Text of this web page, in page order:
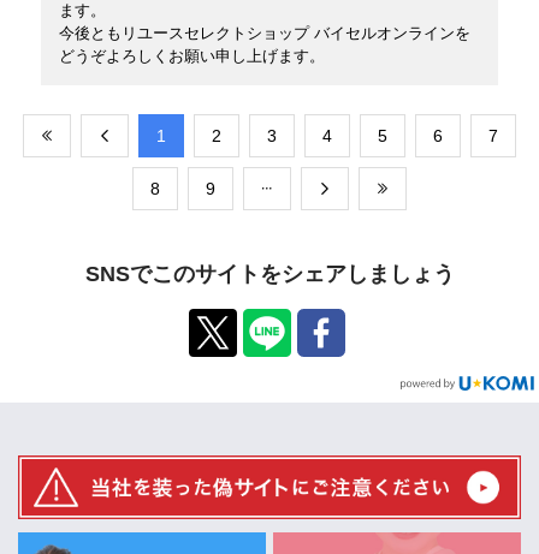
ます。
今後ともリユースセレクトショップ バイセルオンラインを
どうぞよろしくお願い申し上げます。
​1 ​2 ​3 ​4 ​5 ​6 ​7
​8 ​9
SNSでこのサイトをシェアしましょう